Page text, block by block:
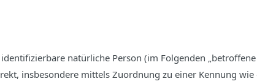
natürliche Person (im Folgenden „betroffene
insbesondere mittels Zuordnung zu einer Kennung wie